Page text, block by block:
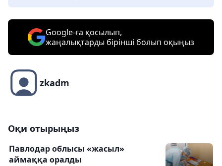
Google-ға қосылып,
жаңалықтарды бірінші болып оқыңыз
zkadm
Оқи отырыңыз
Павлодар облысы «жасыл»
аймаққа оралды